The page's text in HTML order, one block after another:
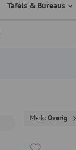
Tafels & Bureaus
Merk Overig